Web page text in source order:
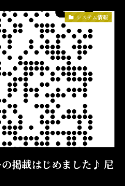
システム情報
掲載はじめました♪ 尼